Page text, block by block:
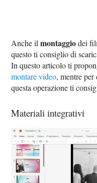
Anche ilmontaggiodei
questo ti consiglio di
In questo articolo ti
montare video, mentre per
questa operazione ti
Materiali integrativi